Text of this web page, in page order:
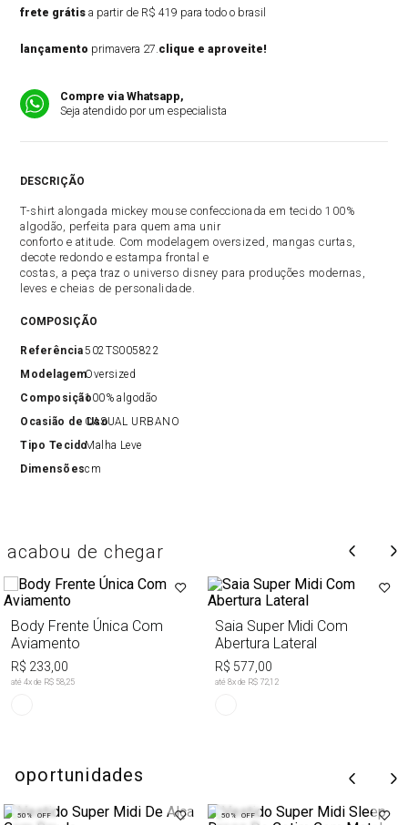
frete grátis a partir de R$ 419 para todo o brasil
lançamento primavera 27.clique e aproveite!
Compre via Whatsapp,
Seja atendido por um especialista
DESCRIÇÃO
T-shirt alongada mickey mouse confeccionada em tecido 100%
algodão, perfeita para quem ama unir
conforto e atitude. Com modelagem oversized, mangas curtas,
decote redondo e estampa frontal e
costas, a peça traz o universo disney para produções modernas,
leves e cheias de personalidade.
COMPOSIÇÃO
Referência502TS005822
ModelagemOversized
Composição100% algodão
Ocasião de UsoCASUAL URBANO
Tipo TecidoMalha Leve
Dimensõescm
acabou de chegar
Body Frente Única Com
Aviamento
R$ 233,00
até 4x de R$ 58,25
Saia Super Midi Com
Abertura Lateral
R$ 577,00
até 8x de R$ 72,12
oportunidades
50% OFF 50% OFF